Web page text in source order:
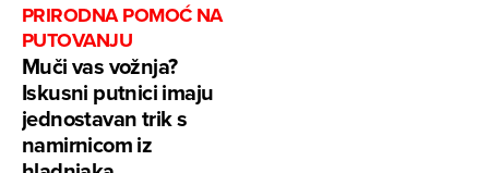
PRIRODNA POMOĆ NA
PUTOVANJU
Muči vas vožnja?
Iskusni putnici imaju
jednostavan trik s
namirnicom iz